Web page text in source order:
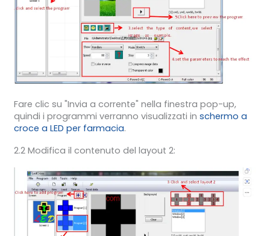
Fare clic su "Invia a corrente" nella finestra pop-up,
quindi i programmi verranno visualizzati in schermo a
croce a LED per farmacia.
2.2 Modifica il contenuto del layout 2: